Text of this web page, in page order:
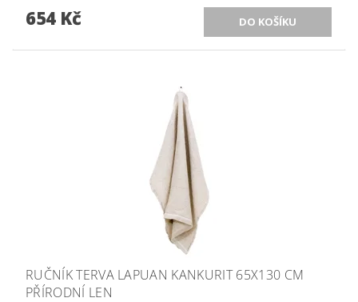
654 Kč
RUČNÍK TERVA LAPUAN KANKURIT 65X130 CM
PŘÍRODNÍ LEN